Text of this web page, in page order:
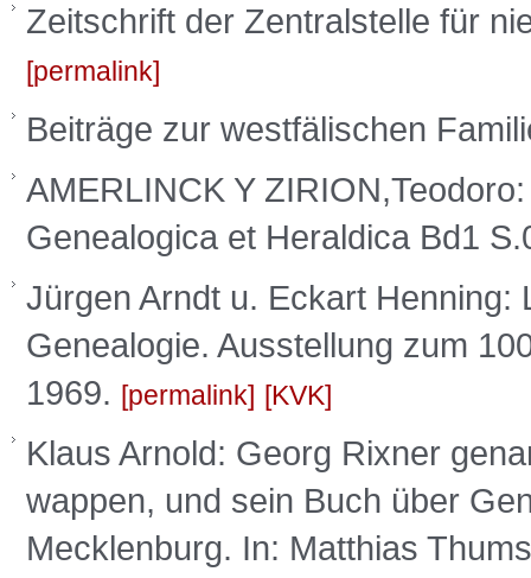
Zeitschrift der Zentralstelle für
permalink
Beiträge zur westfälischen
AMERLINCK Y
Genealogica et Heraldica Bd1
Jürgen Arndt u. Eckart Henning:
Genealogie. Ausstellung zum
1969.
permalink KVK
Klaus Arnold: Georg Rixner
wappen, und sein Buch über
Mecklenburg. In: Matthias